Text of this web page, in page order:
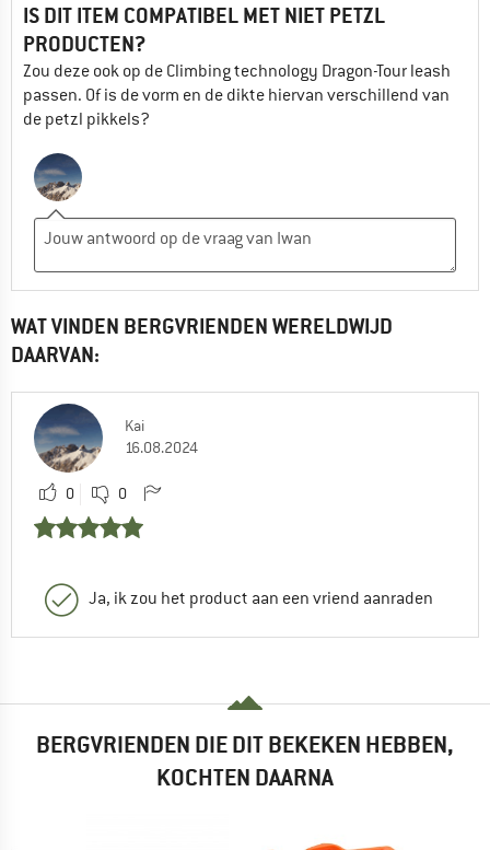
IS DIT ITEM COMPATIBEL MET NIET PETZL
PRODUCTEN?
Zou deze ook op de Climbing technology Dragon-Tour leash
passen. Of is de vorm en de dikte hiervan verschillend van
de petzl pikkels?
WAT VINDEN BERGVRIENDEN WERELDWIJD
DAARVAN:
Kai
16.08.2024
0 0
Ja, ik zou het product aan een vriend aanraden
BERGVRIENDEN DIE DIT BEKEKEN HEBBEN,
KOCHTEN DAARNA